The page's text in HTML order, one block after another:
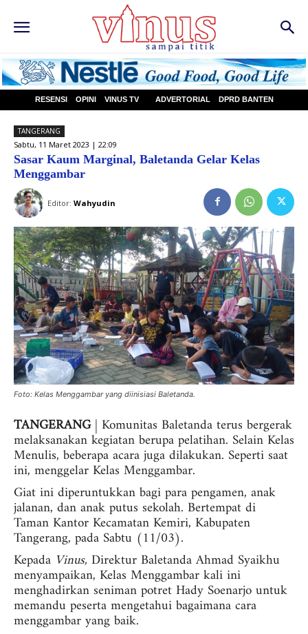
RESENSI OPINI VINUS TV ADVERTORIAL DPRD BANTEN
TANGERANG
Sabtu, 11 Maret 2023 | 22:09
Sasar Kaum Marginal, Baletanda Gelar Kelas
Menggambar
Editor: Wahyudin
Foto: Kelas Menggambar yang diinisiasi Baletanda.
TANGERANG| Komunitas Baletanda terus bergerak
melaksanakan kegiatan berupa pelatihan. Selain Kelas
Menulis, beberapa acara juga dilakukan. Seperti saat
ini, menggelar Kelas Menggambar.
Giat ini diperuntukkan bagi para pengamen, anak
jalanan, dan anak putus sekolah. Bertempat di
Taman Kantor Kecamatan Kemiri, Kabupaten
Tangerang, pada Sabtu (11/03).
Kepada Vinus, Direktur Baletanda Ahmad Syaikhu
menyampaikan, Kelas Menggambar kali ini
menghadirkan seniman potret Hady Soenarjo untuk
memandu peserta mengetahui bagaimana cara
menggambar yang baik.